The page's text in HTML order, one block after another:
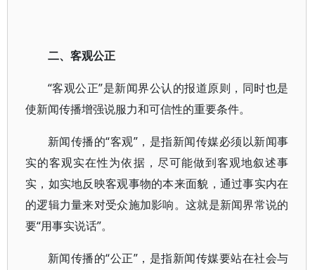
二、客观公正
“客观公正”是新闻界公认的报道原则，同时也是
使新闻传播增强说服力和可信性的重要条件。
新闻传播的“客观”，是指新闻传媒必须以新闻事
实的客观实在性为依据，尽可能做到客观地叙述事
实，如实地反映客观事物的本来面貌，通过事实内在
的逻辑力量来对受众施加影响。这就是新闻界常说的
要“用事实说话”。
新闻传播的“公正”，是指新闻传媒要站在社会与